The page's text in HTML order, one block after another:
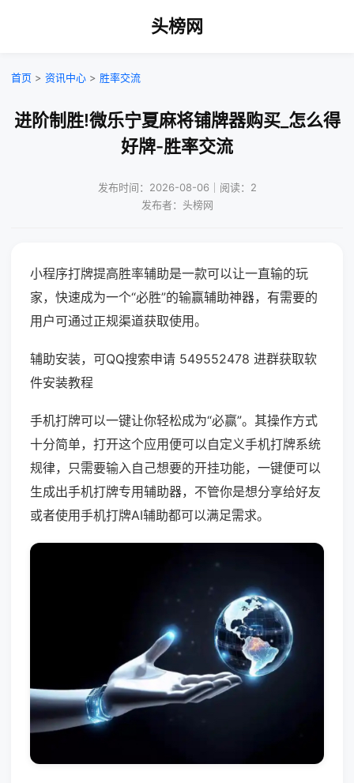
头榜网
首页 > 资讯中心 > 胜率交流
进阶制胜!微乐宁夏麻将铺牌器购买_怎么得
好牌-胜率交流
发布时间：2026-08-06｜阅读：2
发布者：头榜网
小程序打牌提高胜率辅助是一款可以让一直输的玩
家，快速成为一个“必胜”的输赢辅助神器，有需要的
用户可通过正规渠道获取使用。
辅助安装，可QQ搜索申请 549552478 进群获取软
件安装教程
手机打牌可以一键让你轻松成为“必赢”。其操作方式
十分简单，打开这个应用便可以自定义手机打牌系统
规律，只需要输入自己想要的开挂功能，一键便可以
生成出手机打牌专用辅助器，不管你是想分享给好友
或者使用手机打牌AI辅助都可以满足需求。